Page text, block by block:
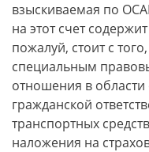
взыскиваемая по
на этот счет
пожалуй, стоит с
специальным
отношения в области
гражданской
транспортных
наложения на